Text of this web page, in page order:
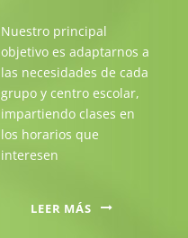
Nuestro principal
objetivo es adaptarnos a
las necesidades de cada
grupo y centro escolar,
impartiendo clases en
los horarios que
interesen
LEER MÁS